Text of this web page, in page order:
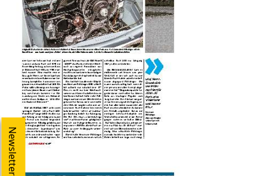
Newsletter